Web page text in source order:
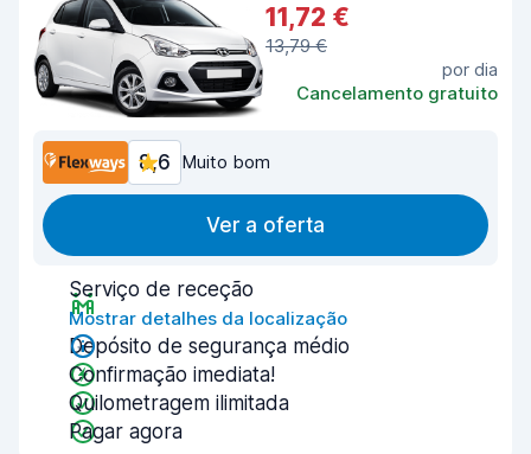
11,72 €
13,79 €
por dia
Cancelamento gratuito
8,6 Muito bom
Ver a oferta
Serviço de receção
Mostrar detalhes da localização
Depósito de segurança médio
Confirmação imediata!
Quilometragem ilimitada
Pagar agora